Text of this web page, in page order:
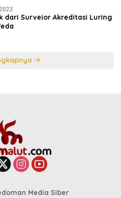
dari Surveior Akreditasi Luring
Media Siber